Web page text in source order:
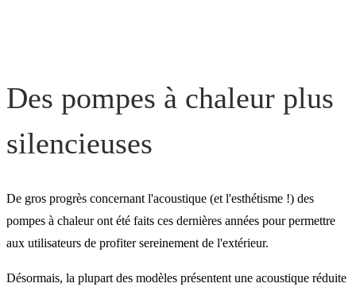
Des pompes à chaleur plus
silencieuses
De gros progrès concernant l'acoustique (et l'esthétisme !) des
pompes à chaleur ont été faits ces dernières années pour permettre
aux utilisateurs de profiter sereinement de l'extérieur.
Désormais, la plupart des modèles présentent une acoustique réduite